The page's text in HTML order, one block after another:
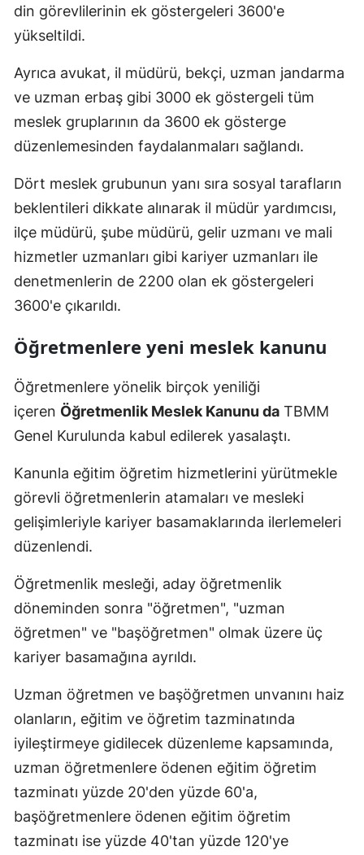
Zonguldak
Aksaray
Bayburt
Kırıkkale
Batman
Şırnak
Yalova
Karabük
Kilis
Osmaniye
Düzce
din görevlilerinin ek göstergeleri 3600'e
yükseltildi.
Ayrıca avukat, il müdürü, bekçi, uzman jandarma
ve uzman erbaş gibi 3000 ek göstergeli tüm
meslek gruplarının da 3600 ek gösterge
düzenlemesinden faydalanmaları sağlandı.
Dört meslek grubunun yanı sıra sosyal tarafların
beklentileri dikkate alınarak il müdür yardımcısı,
ilçe müdürü, şube müdürü, gelir uzmanı ve mali
hizmetler uzmanları gibi kariyer uzmanları ile
denetmenlerin de 2200 olan ek göstergeleri
3600'e çıkarıldı.
Öğretmenlere yeni meslek kanunu
Öğretmenlere yönelik birçok yeniliği
içeren Öğretmenlik Meslek Kanunu da TBMM
Genel Kurulunda kabul edilerek yasalaştı.
Kanunla eğitim öğretim hizmetlerini yürütmekle
görevli öğretmenlerin atamaları ve mesleki
gelişimleriyle kariyer basamaklarında ilerlemeleri
düzenlendi.
Öğretmenlik mesleği, aday öğretmenlik
döneminden sonra "öğretmen", "uzman
öğretmen" ve "başöğretmen" olmak üzere üç
kariyer basamağına ayrıldı.
Uzman öğretmen ve başöğretmen unvanını haiz
olanların, eğitim ve öğretim tazminatında
iyileştirmeye gidilecek düzenleme kapsamında,
uzman öğretmenlere ödenen eğitim öğretim
tazminatı yüzde 20'den yüzde 60'a,
başöğretmenlere ödenen eğitim öğretim
tazminatı ise yüzde 40'tan yüzde 120'ye